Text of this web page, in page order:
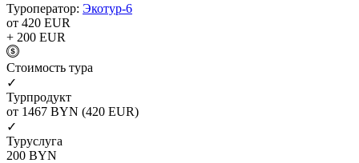
Туроператор: Экотур-6
от 420 EUR
+ 200 EUR
Cтоимость тура
✓
Турпродукт
от 1467 BYN (420 EUR)
✓
Туруслуга
200 BYN